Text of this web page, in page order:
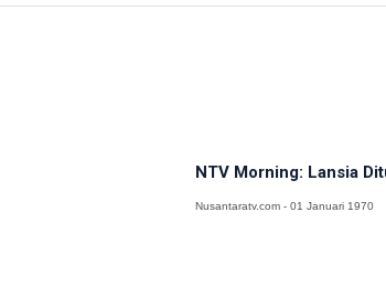
NTV Morning: Lansia
Nusantaratv.com - 01 Januari 1970